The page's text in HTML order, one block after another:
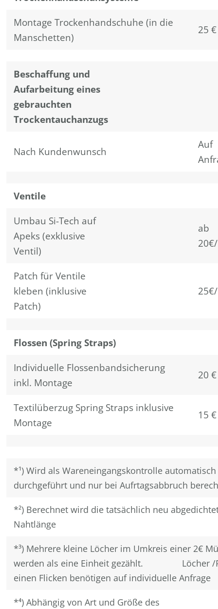
Montage Trockenhandschuhe (in die
Manschetten)
25 €
Beschaffung und
Aufarbeitung eines
gebrauchten
Trockentauchanzugs
Nach Kundenwunsch
Auf
Ventile
Umbau Si-Tech auf
Apeks (exklusive
Ventil)
ab
Patch für Ventile
kleben (inklusive
Patch)
Flossen (Spring Straps)
Individuelle Flossenbandsicherung
inkl. Montage
20 €
Textilüberzug Spring Straps inklusive
Montage
15 €
*¹) Wird als Wareneingangskontrolle automatisch
durchgeführt und nur bei Aufrtagsabbruch
*²) Berechnet wird die tatsächlich neu
Nahtlänge
*³) Mehrere kleine Löcher im Umkreis einer 2€
werden als eine Einheit gezählt. Löcher /
einen Flicken benötigen auf individuelle Anfrage
*⁴) Abhängig von Art und Größe des